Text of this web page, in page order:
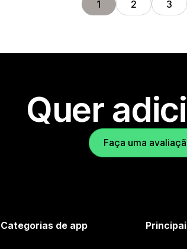
1 2 3
Quer
Faça uma
Categorias de app